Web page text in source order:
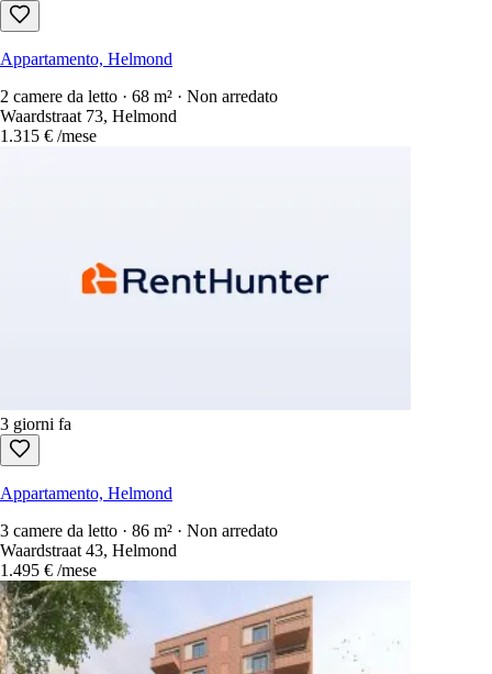
Appartamento, Helmond
2 camere da letto · 68 m² · Non arredato
Waardstraat 73, Helmond
1.315 € /mese
3 giorni fa
Appartamento, Helmond
3 camere da letto · 86 m² · Non arredato
Waardstraat 43, Helmond
1.495 € /mese